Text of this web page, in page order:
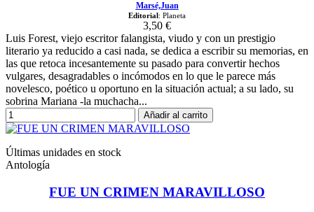
Marsé,Juan
Editorial : Planeta
3,50 €
Luis Forest, viejo escritor falangista, viudo y con un prestigio
literario ya reducido a casi nada, se dedica a escribir su memorias, en
las que retoca incesantemente su pasado para convertir hechos
vulgares, desagradables o incómodos en lo que le parece más
novelesco, poético u oportuno en la situación actual; a su lado, su
sobrina Mariana -la muchacha...
Añadir al carrito
Últimas unidades en stock
Antología
FUE UN CRIMEN MARAVILLOSO